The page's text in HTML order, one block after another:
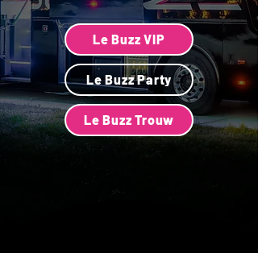
Le Buzz VIP
Le Buzz Party
Le Buzz Trouw